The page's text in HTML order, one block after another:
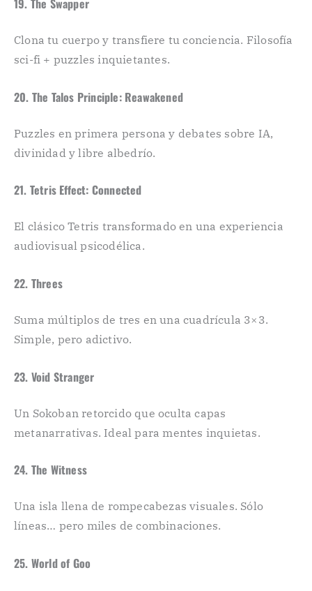
19. The Swapper
Clona tu cuerpo y transfiere tu conciencia. Filosofía
sci-fi + puzzles inquietantes.
20. The Talos Principle: Reawakened
Puzzles en primera persona y debates sobre IA,
divinidad y libre albedrío.
21. Tetris Effect: Connected
El clásico Tetris transformado en una experiencia
audiovisual psicodélica.
22. Threes
Suma múltiplos de tres en una cuadrícula 3×3.
Simple, pero adictivo.
23. Void Stranger
Un Sokoban retorcido que oculta capas
metanarrativas. Ideal para mentes inquietas.
24. The Witness
Una isla llena de rompecabezas visuales. Sólo
líneas… pero miles de combinaciones.
25. World of Goo